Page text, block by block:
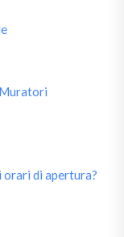
di apertura?